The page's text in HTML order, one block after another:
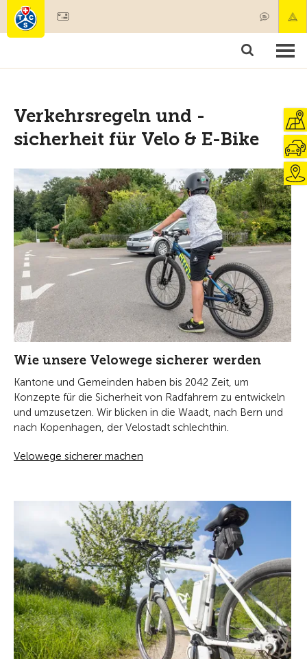
Mitgliedschaft & Leistungen
Verkehrsregeln und -
sicherheit für Velo & E-Bike
Wie unsere Velowege sicherer werden
Kantone und Gemeinden haben bis 2042 Zeit, um
Konzepte für die Sicherheit von Radfahrern zu entwickeln
und umzusetzen. Wir blicken in die Waadt, nach Bern und
nach Kopenhagen, der Velostadt schlechthin.
Velowege sicherer machen